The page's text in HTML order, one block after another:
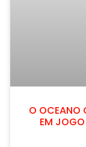
O OCEANO
EM